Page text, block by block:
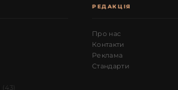
(43)
РЕДАКЦІЯ
Про нас
Контакти
Реклама
Стандарти